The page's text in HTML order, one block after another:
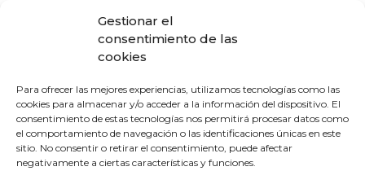
Gestionar el
consentimiento de las
cookies
Para ofrecer las mejores experiencias, utilizamos tecnologías como las
cookies para almacenar y/o acceder a la información del dispositivo. El
consentimiento de estas tecnologías nos permitirá procesar datos como
el comportamiento de navegación o las identificaciones únicas en este
sitio. No consentir o retirar el consentimiento, puede afectar
negativamente a ciertas características y funciones.
El CACM respalda el acuerdo entre la
exige que se convierta en mejoras reales
para los médicos
31 de julio de 2026